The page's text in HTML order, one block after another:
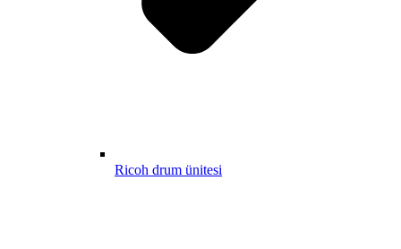
Ricoh drum ünitesi